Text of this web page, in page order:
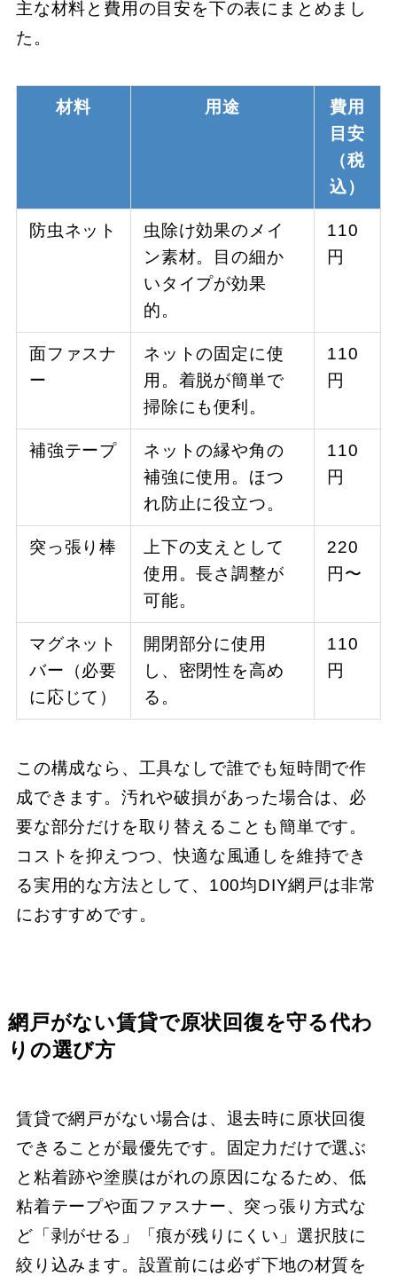
主な材料と費用の目安を下の表にまとめまし
た。
材料 用途
費用
目安
（税
込）
防虫ネット
虫除け効果のメイ
ン素材。目の細か
いタイプが効果
的。
110
円
面ファスナ
ー
ネットの固定に使
用。着脱が簡単で
掃除にも便利。
110
円
補強テープ
ネットの縁や角の
補強に使用。ほつ
れ防止に役立つ。
110
円
突っ張り棒
上下の支えとして
使用。長さ調整が
可能。
220
円〜
マグネット
バー（必要
に応じて）
開閉部分に使用
し、密閉性を高め
る。
110
円
この構成なら、工具なしで誰でも短時間で作
成できます。汚れや破損があった場合は、必
要な部分だけを取り替えることも簡単です。
コストを抑えつつ、快適な風通しを維持でき
る実用的な方法として、100均DIY網戸は非常
におすすめです。
網戸がない賃貸で原状回復を守る代わ
りの選び方
賃貸で網戸がない場合は、退去時に原状回復
できることが最優先です。固定力だけで選ぶ
と粘着跡や塗膜はがれの原因になるため、低
粘着テープや面ファスナー、突っ張り方式な
ど「剥がせる」「痕が残りにくい」選択肢に
絞り込みます。設置前には必ず下地の材質を